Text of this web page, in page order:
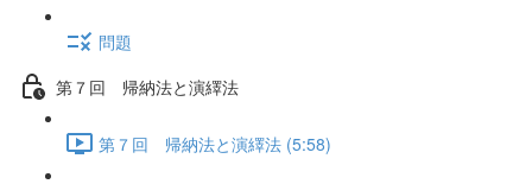
問題
第７回 帰納法と演繹法
第７回 帰納法と演繹法 (5:58)